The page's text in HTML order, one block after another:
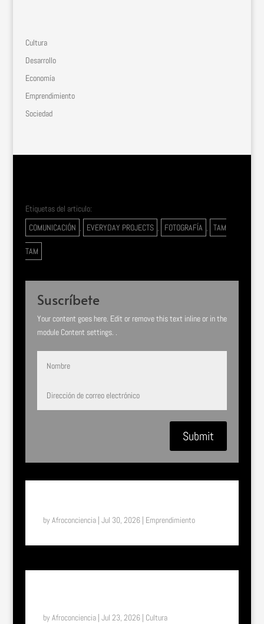
Cultura
Desarrollo
Economía
Emprendimiento
Sociedad
Etiquetas del articulo:
COMUNICACIÓN , EVERYDAY PROJECTS , FOTOGRAFÍA , TAM
TAM
Suscríbete
Your content goes here. Edit or remove this text inline or in the
module Content settings. .
Submit
byAfroconciencia| Jul 30, 2026| Emprendimiento
byAfroconciencia| Jul 23, 2026| Cultura